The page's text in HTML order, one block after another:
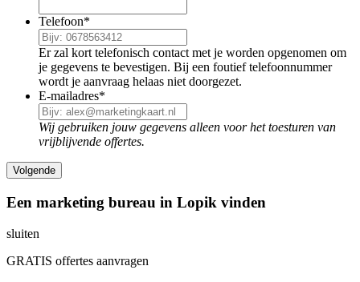
Telefoon*
Er zal kort telefonisch contact met je worden opgenomen om
je gegevens te bevestigen. Bij een foutief telefoonnummer
wordt je aanvraag helaas niet doorgezet.
E-mailadres*
Wij gebruiken jouw gegevens alleen voor het toesturen van
vrijblijvende offertes.
Een marketing bureau in Lopik vinden
sluiten
GRATIS offertes aanvragen